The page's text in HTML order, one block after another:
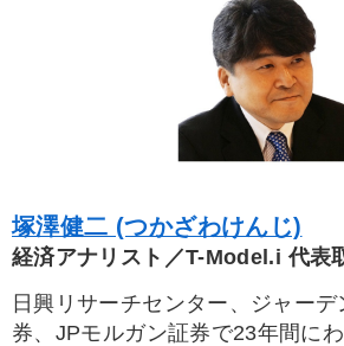
塚澤健二 (つかざわけんじ)
経済アナリスト／T-Model.i 代表
日興リサーチセンター、ジャー
券、JPモルガン証券で23年間に